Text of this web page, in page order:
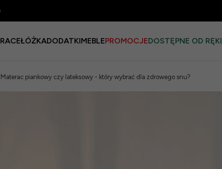
ŁÓŻKADODATKIMEBLEPROMOCJEDOSTĘPNE OD RĘKI
Materac piankowy czy lateksowy - który wybrać dla zdrowego snu?